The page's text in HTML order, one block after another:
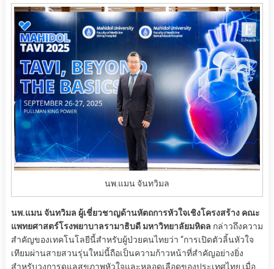
นพ.แมน จันทวิมล
นพ.แมน จันทวิมล ผู้เชี่ยวชาญด้านหัตถการหัวใจเชิงโครงสร้าง คณะ
แพทยศาสตร์โรงพยาบาลรามาธิบดี มหาวิทยาลัยมหิดล กล่าวถึงความ
สำคัญของเทคโนโลยีนี้สำหรับผู้ป่วยคนไทยว่า “การเปิดตัวลิ้นหัวใจ
เทียมผ่านสายสวนรุ่นใหม่นี้ถือเป็นความก้าวหน้าที่สำคัญอย่างยิ่ง
สำหรับวงการดูแลสุขภาพหัวใจและหลอดเลือดของประเทศไทย เมื่อ